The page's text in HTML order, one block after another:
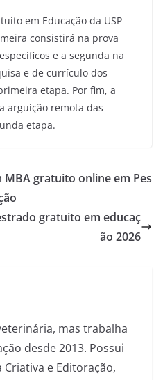
em Educação da USP
consistirá na prova
e a segunda na
e de currículo dos
etapa. Por fim, a
arguição remota das
etapa.
MBA gratuito online em Pes
gratuito em educaç
ão 2026
mas trabalha
desde 2013. Possui
Criativa e Editoração,